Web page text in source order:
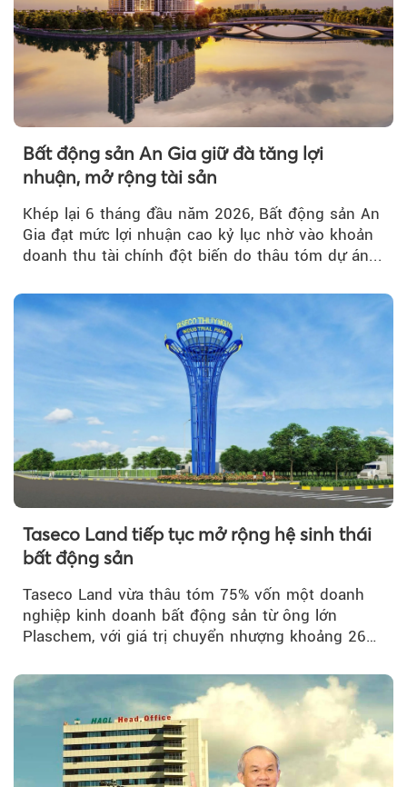
Bất động sản An Gia giữ đà tăng lợi
nhuận, mở rộng tài sản
Khép lại 6 tháng đầu năm 2026, Bất động sản An
Gia đạt mức lợi nhuận cao kỷ lục nhờ vào khoản
doanh thu tài chính đột biến do thâu tóm dự án...
Taseco Land tiếp tục mở rộng hệ sinh thái
bất động sản
Taseco Land vừa thâu tóm 75% vốn một doanh
nghiệp kinh doanh bất động sản từ ông lớn
Plaschem, với giá trị chuyển nhượng khoảng 262